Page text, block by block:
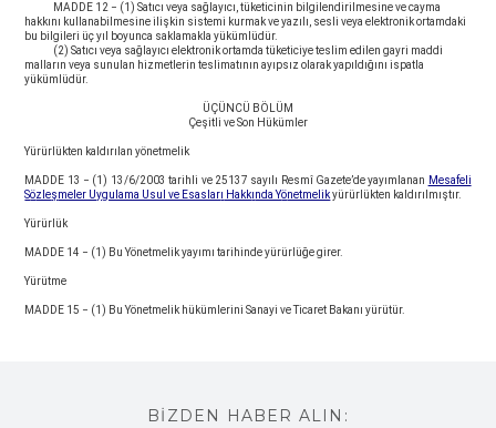
MADDE 12 − (1) Satıcı veya sağlayıcı, tüketicinin bilgilendirilmesine ve cayma
hakkını kullanabilmesine ilişkin sistemi kurmak ve yazılı, sesli veya elektronik ortamdaki
bu bilgileri üç yıl boyunca saklamakla yükümlüdür.
(2) Satıcı veya sağlayıcı elektronik ortamda tüketiciye teslim edilen gayri maddi
malların veya sunulan hizmetlerin teslimatının ayıpsız olarak yapıldığını ispatla
yükümlüdür.
ÜÇÜNCÜ BÖLÜM
Çeşitli ve Son Hükümler
Yürürlükten kaldırılan yönetmelik
MADDE 13 − (1) 13/6/2003 tarihli ve 25137 sayılı Resmî Gazete’de yayımlanan Mesafeli
Sözleşmeler Uygulama Usul ve Esasları Hakkında Yönetmelikyürürlükten kaldırılmıştır.
Yürürlük
MADDE 14 − (1) Bu Yönetmelik yayımı tarihinde yürürlüğe girer.
Yürütme
MADDE 15 − (1) Bu Yönetmelik hükümlerini Sanayi ve Ticaret Bakanı yürütür.
BİZDEN HABER ALIN: